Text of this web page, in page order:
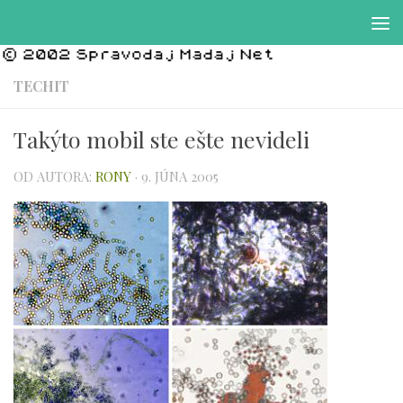
TECHIT
Takýto mobil ste ešte nevideli
OD AUTORA: RONY · 9. JÚNA 2005